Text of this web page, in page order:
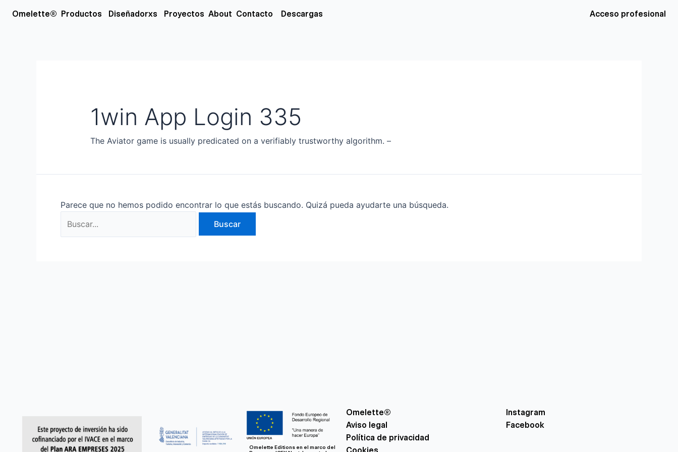
Omelette® Productos Open Productos
Diseñadorxs Open Diseñadorxs
Proyectos About Contacto Descargas Acceso profesional
1win App Login 335
The Aviator game is usually predicated on a verifiably trustworthy algorithm. –
Parece que no hemos podido encontrar lo que estás buscando. Quizá pueda ayudarte una búsqueda.
por:
Omelette Editions en el marco del
Omelette®
Aviso legal
Política de privacidad
Instagram
Facebook